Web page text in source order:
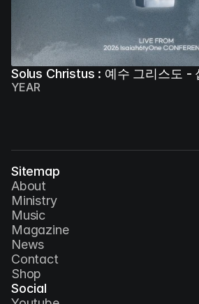
Solus Christus : 예수 그리스도 -
YEAR
Sitemap
About
Ministry
Music
Magazine
News
Contact
Shop
Social